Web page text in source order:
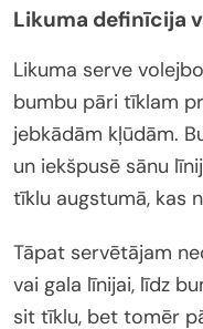
Likuma definīcija
Likuma serve
bumbu pāri tīklam
jebkādām kļūdām.
un iekšpusē sānu
tīklu augstumā, kas
Tāpat servētājam
vai gala līnijai, līdz
sit tīklu, bet tomēr